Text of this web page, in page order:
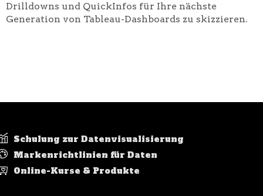
Drilldowns und QuickInfos für Ihre nächste
Generation von Tableau-Dashboards zu skizzieren.
Schulung zur Datenvisualisierung
Markenrichtlinien für Daten
Online-Kurse & Produkte